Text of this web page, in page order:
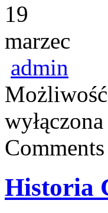
19
marzec
admin
wyłączona
Comments
Historia